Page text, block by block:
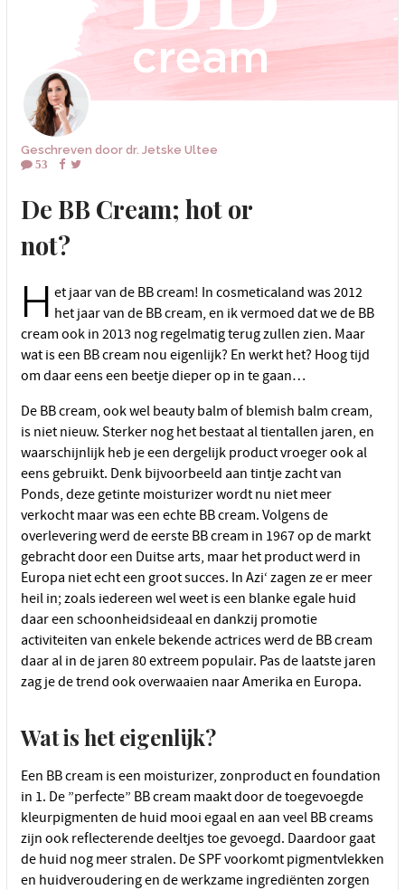
Geschreven door dr. Jetske Ultee
53
De BB Cream; hot or
not?
H et jaar van de BB cream! In cosmeticaland was 2012
het jaar van de BB cream, en ik vermoed dat we de BB
cream ook in 2013 nog regelmatig terug zullen zien. Maar
wat is een BB cream nou eigenlijk? En werkt het? Hoog tijd
om daar eens een beetje dieper op in te gaan…
De BB cream, ook wel beauty balm of blemish balm cream,
is niet nieuw. Sterker nog het bestaat al tientallen jaren, en
waarschijnlijk heb je een dergelijk product vroeger ook al
eens gebruikt. Denk bijvoorbeeld aan tintje zacht van
Ponds, deze getinte moisturizer wordt nu niet meer
verkocht maar was een echte BB cream. Volgens de
overlevering werd de eerste BB cream in 1967 op de markt
gebracht door een Duitse arts, maar het product werd in
Europa niet echt een groot succes. In Azi‘ zagen ze er meer
heil in; zoals iedereen wel weet is een blanke egale huid
daar een schoonheidsideaal en dankzij promotie
activiteiten van enkele bekende actrices werd de BB cream
daar al in de jaren 80 extreem populair. Pas de laatste jaren
zag je de trend ook overwaaien naar Amerika en Europa.
Wat is het eigenlijk?
Een BB cream is een moisturizer, zonproduct en foundation
in 1. De ”perfecte” BB cream maakt door de toegevoegde
kleurpigmenten de huid mooi egaal en aan veel BB creams
zijn ook reflecterende deeltjes toe gevoegd. Daardoor gaat
de huid nog meer stralen. De SPF voorkomt pigmentvlekken
en huidveroudering en de werkzame ingrediënten zorgen